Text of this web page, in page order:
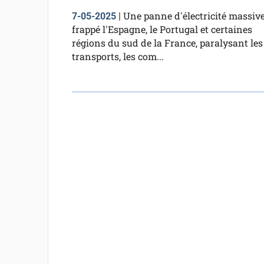
7-05-2025| Une panne d'électricité
frappé l'Espagne, le Portugal et certaines
régions du sud de la France, paralysant les
transports, les com...